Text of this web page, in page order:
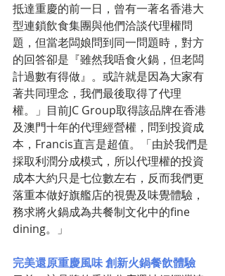
抵達重慶的前一日，曾有一著名香港大
型連鎖飲食集團與他們洽談代理權問
題，但當老闆娘問到同一問題時，對方
的回答卻是『雖然我唔食火鍋，但老闆
計過數有得做』。或許就是因為大家有
著共同理念，我們最後取得了代理
權。」目前JC Group取得該品牌在香港
及澳門十年的代理經營權，問到投資成
本，Francis直言是超值。「由於我們是
採取利潤分成模式，所以代理權的投資
成本大約只是七位數左右，反而我們更
落重本做好旗艦店的視覺及味覺體驗，
務求將火鍋成為共餐制文化中的fine
dining。」
完美還原重慶風味 創新火鍋餐飲體驗